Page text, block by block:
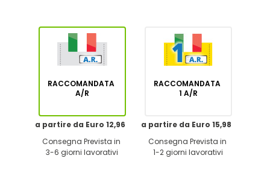
RACCOMANDATA
A/R
a partire da Euro 12,96
Consegna Prevista in
3-6 giorni lavorativi
RACCOMANDATA
1 A/R
a partire da Euro 15,98
Consegna Prevista in
1-2 giorni lavorativi